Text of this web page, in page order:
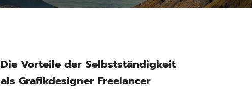
Die Vorteile der Selbstständigkeit
als Grafikdesigner Freelancer